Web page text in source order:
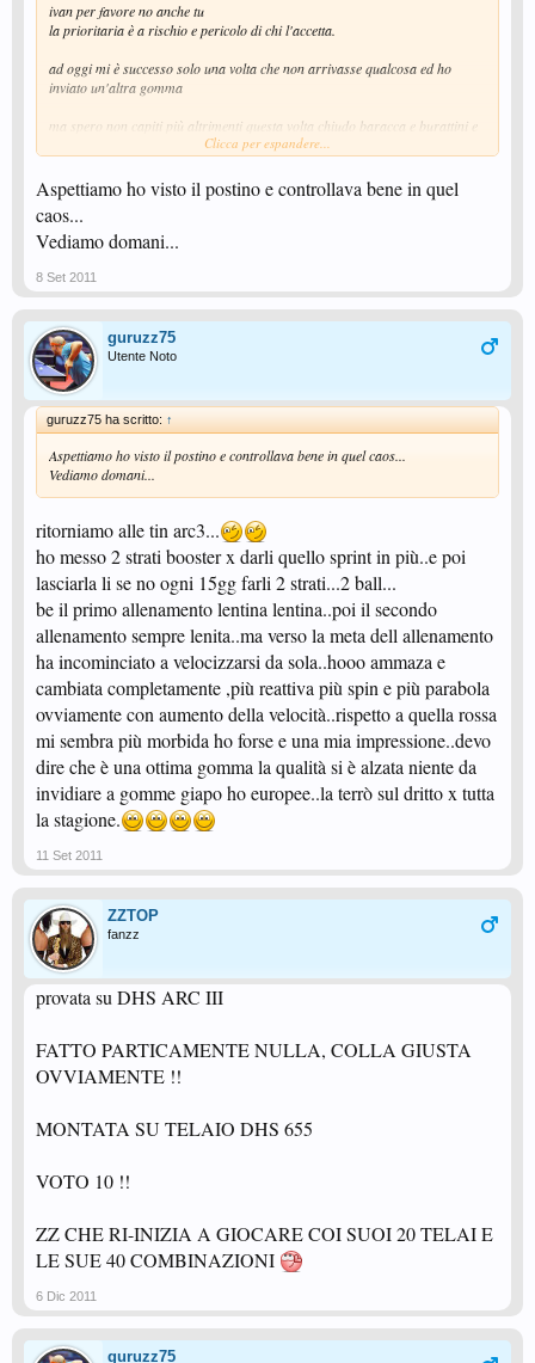
ivan per favore no anche tu
la prioritaria è a rischio e pericolo di chi l'accetta.
ad oggi mi è successo solo una volta che non arrivasse qualcosa ed ho
inviato un'altra gomma
ma spero non capiti più altrimenti questa volta chiudo baracca e burattini e
mi ritiro in meditazione per sempreClicca per espandere...
Aspettiamo ho visto il postino e controllava bene in quel
caos...
Vediamo domani...
8 Set 2011
guruzz75
Utente Noto
guruzz75 ha scritto: ↑
Aspettiamo ho visto il postino e controllava bene in quel caos...
Vediamo domani...
ritorniamo alle tin arc3...
ho messo 2 strati booster x darli quello sprint in più..e poi
lasciarla li se no ogni 15gg farli 2 strati...2 ball...
be il primo allenamento lentina lentina..poi il secondo
allenamento sempre lenita..ma verso la meta dell allenamento
ha incominciato a velocizzarsi da sola..hooo ammaza e
cambiata completamente ,più reattiva più spin e più parabola
ovviamente con aumento della velocità..rispetto a quella rossa
mi sembra più morbida ho forse e una mia impressione..devo
dire che è una ottima gomma la qualità si è alzata niente da
invidiare a gomme giapo ho europee..la terrò sul dritto x tutta
la stagione.
11 Set 2011
ZZTOP
fanzz
provata su DHS ARC III
FATTO PARTICAMENTE NULLA, COLLA GIUSTA
OVVIAMENTE !!
MONTATA SU TELAIO DHS 655
VOTO 10 !!
ZZ CHE RI-INIZIA A GIOCARE COI SUOI 20 TELAI E
LE SUE 40 COMBINAZIONI
6 Dic 2011
guruzz75